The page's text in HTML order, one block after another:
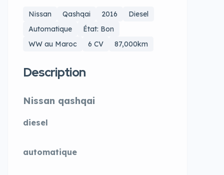
Nissan Qashqai 2016
Diesel
Automatique
État: Bon
WW au Maroc
6 CV 87,000km
Description
Nissan qashqai
diesel
automatique